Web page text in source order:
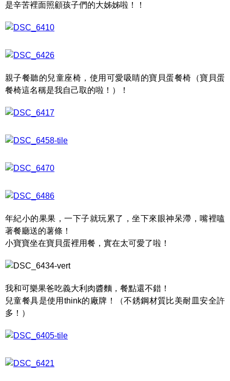
是辛苦裡面照顧孩子們的大姊姊啦！！
親子餐聽的兒童座椅，使用可愛吸睛的寶貝蛋餐椅（寶貝蛋
餐椅這名稱是我自己取的啦！）！
年紀小的果果，一下子就玩累了，坐下來眼神呆滯，嘴裡嗑
著餐廳送的薯條！
小寶寶坐在寶貝蛋裡用餐，實在太可愛了啦！
我和可樂果爸吃義大利肉醬麵，餐點還不錯！
兒童餐具是使用think的廠牌！（不銹鋼材質比美耐皿安全許
多！）